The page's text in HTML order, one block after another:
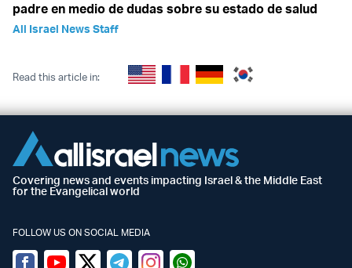
padre en medio de dudas sobre su estado de salud
All Israel News Staff
Read this article in:
Covering news and events impacting Israel & the Middle East
for the Evangelical world
FOLLOW US ON SOCIAL MEDIA